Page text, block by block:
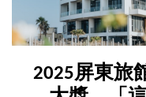
2025屏東旅